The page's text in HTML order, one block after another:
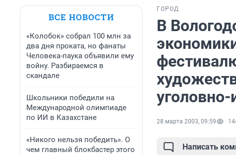
ВСЕ НОВОСТИ
«Колобок» собрал 100 млн за
два дня проката, но фанаты
Человека-паука объявили ему
войну. Разбираемся в
скандале
Школьники победили на
Международной олимпиаде
по ИИ в Казахстане
«Никого нельзя победить». О
чем главный блокбастер этого
ГОРОД
В
28 марта 2003, 09:59
Написать